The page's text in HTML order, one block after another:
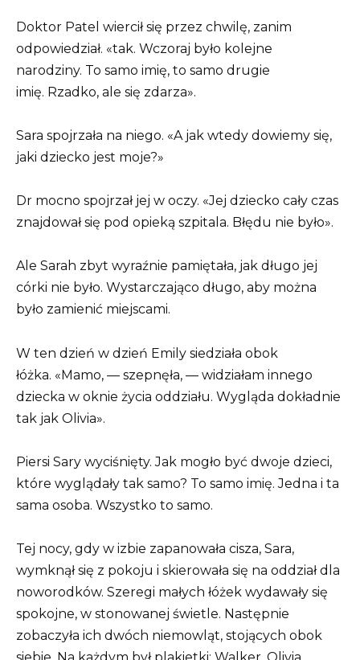
Doktor Patel wiercił się przez chwilę, zanim
odpowiedział. «tak. Wczoraj było kolejne
narodziny. To samo imię, to samo drugie
imię. Rzadko, ale się zdarza».
Sara spojrzała na niego. «A jak wtedy dowiemy się,
jaki dziecko jest moje?»
Dr mocno spojrzał jej w oczy. «Jej dziecko cały czas
znajdował się pod opieką szpitala. Błędu nie było».
Ale Sarah zbyt wyraźnie pamiętała, jak długo jej
córki nie było. Wystarczająco długo, aby można
było zamienić miejscami.
W ten dzień w dzień Emily siedziała obok
łóżka. «Mamo, — szepnęła, — widziałam innego
dziecka w oknie życia oddziału. Wygląda dokładnie
tak jak Olivia».
Piersi Sary wyciśnięty. Jak mogło być dwoje dzieci,
które wyglądały tak samo? To samo imię. Jedna i ta
sama osoba. Wszystko to samo.
Tej nocy, gdy w izbie zapanowała cisza, Sara,
wymknął się z pokoju i skierowała się na oddział dla
noworodków. Szeregi małych łóżek wydawały się
spokojne, w stonowanej świetle. Następnie
zobaczyła ich dwóch niemowląt, stojących obok